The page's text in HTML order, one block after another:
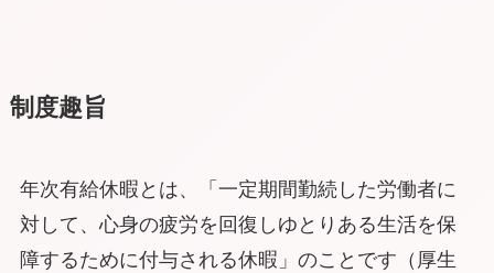
制度趣旨
年次有給休暇とは、
「一定期間勤続した労働者に
対して、心身の疲労を回復しゆとりある生活を保
障するために付与される休暇」 のことです（厚生